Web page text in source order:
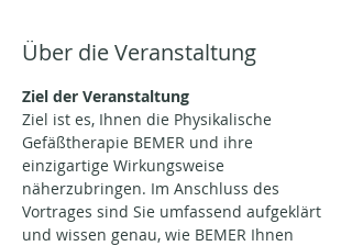
Über die Veranstaltung
Ziel der Veranstaltung
Ziel ist es, Ihnen die Physikalische
Gefäßtherapie BEMER und ihre
einzigartige Wirkungsweise
näherzubringen. Im Anschluss des
Vortrages sind Sie umfassend aufgeklärt
und wissen genau, wie BEMER Ihnen